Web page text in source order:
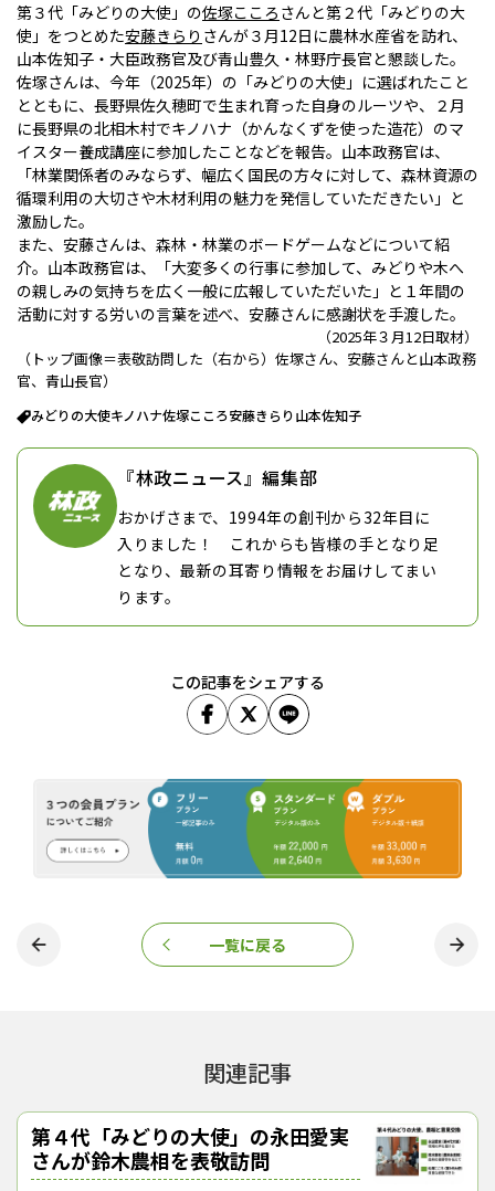
第３代「みどりの大使」の佐塚こころ さんと第２代「みどりの大
使」をつとめた安藤きらり さんが３月12日に農林水産省を訪れ、
山本佐知子・大臣政務官及び青山豊久・林野庁長官と懇談した。
佐塚さんは、今年（2025年）の「みどりの大使」に選ばれたこと
とともに、長野県佐久穂町で生まれ育った自身のルーツや、２月
に長野県の北相木村でキノハナ（かんなくずを使った造花）のマ
イスター養成講座に参加したことなどを報告。山本政務官は、
「林業関係者のみならず、幅広く国民の方々に対して、森林資源の
循環利用の大切さや木材利用の魅力を発信していただきたい」と
激励した。
また、安藤さんは、森林・林業のボードゲームなどについて紹
介。山本政務官は、「大変多くの行事に参加して、みどりや木へ
の親しみの気持ちを広く一般に広報していただいた」と１年間の
活動に対する労いの言葉を述べ、安藤さんに感謝状を手渡した。
（2025年３月12日取材）
（トップ画像＝表敬訪問した（右から）佐塚さん、安藤さんと山本政務
官、青山長官）
みどりの大使キノハナ佐塚こころ安藤きらり山本佐知子
『林政ニュース』編集部
おかげさまで、1994年の創刊から32年目に
入りました！ これからも皆様の手となり足
となり、最新の耳寄り情報をお届けしてまい
ります。
この記事をシェアする
一覧に戻る
関連記事
第４代「みどりの大使」の永田愛実
さんが鈴木農相を表敬訪問